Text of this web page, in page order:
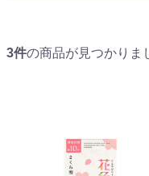
3件の商品が見つかりま